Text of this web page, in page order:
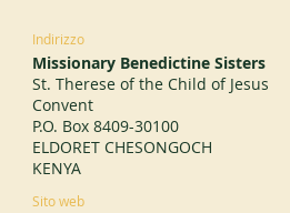
Indirizzo
Missionary Benedictine Sisters
St. Therese of the Child of Jesus
Convent
P.O. Box 8409-30100
ELDORET CHESONGOCH
KENYA
Sito web